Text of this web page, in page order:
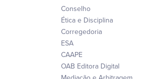
Conselho
Ética e Disciplina
Corregedoria
ESA
CAAPE
OAB Editora Digital